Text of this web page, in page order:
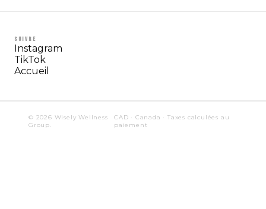
SUIVRE
Instagram
TikTok
Accueil
© 2026 Wisely Wellness
Group.
CAD · Canada · Taxes calculées au
paiement